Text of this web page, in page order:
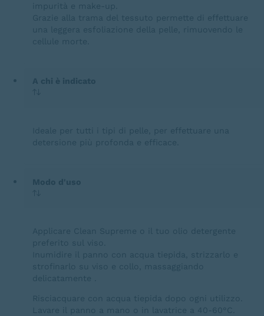
impurità e make-up.
Grazie alla trama del tessuto permette di effettuare
una leggera esfoliazione della pelle, rimuovendo le
cellule morte.
Ideale per tutti i tipi di pelle, per effettuare una
detersione più profonda e efficace.
Applicare Clean Supreme o il tuo olio detergente
preferito sul viso.
Inumidire il panno con acqua tiepida, strizzarlo e
strofinarlo su viso e collo, massaggiando
delicatamente .
Risciacquare con acqua tiepida dopo ogni utilizzo.
Lavare il panno a mano o in lavatrice a 40-60°C.